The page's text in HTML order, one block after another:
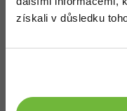
získali v důsledku
Testování
Děláme co je v